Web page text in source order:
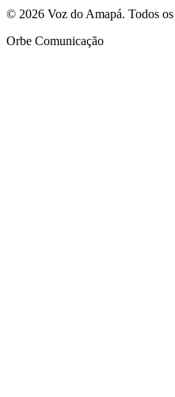
© 2026 Voz do Amapá. Todos
Orbe Comunicação